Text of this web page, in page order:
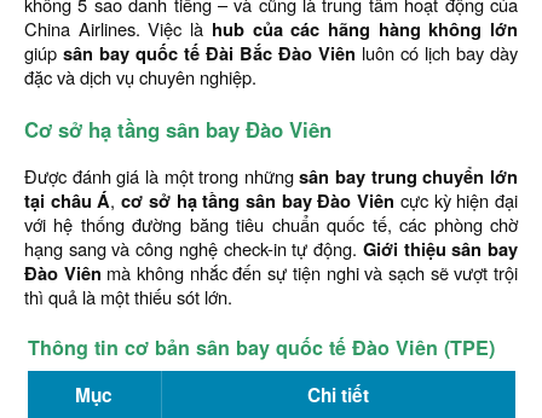
China Airlines. Việc là hub của các hãng hàng không lớn
giúp sân bay quốc tế Đài Bắc Đào Viên luôn có lịch bay dày
đặc và dịch vụ chuyên nghiệp.
Cơ sở hạ tầng sân bay Đào Viên
Được đánh giá là một trong nhữngsân bay trung chuyển lớn
tại châu Á,cơ sở hạ tầng sân bay Đào Viên cực kỳ hiện đại
với hệ thống đường băng tiêu chuẩn quốc tế, các phòng chờ
hạng sang và công nghệ check-in tự động. Giới thiệu sân bay
Đào Viên mà không nhắc đến sự tiện nghi và sạch sẽ vượt trội
thì quả là một thiếu sót lớn.
Thông tin cơ bản sân bay quốc tế Đào Viên (TPE)
Mục Chi tiết